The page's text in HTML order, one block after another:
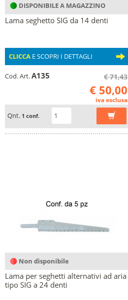
DISPONIBILE A MAGAZZINO
Lama seghetto SIG da 14 denti
CLICCAE SCOPRI I DETTAGLI
Cod. Art.A135 € 71,43
€ 50,00
iva esclusa
Qnt. 1 conf.
Non disponibile
Lama per seghetti alternativi ad aria
tipo SIG a 24 denti